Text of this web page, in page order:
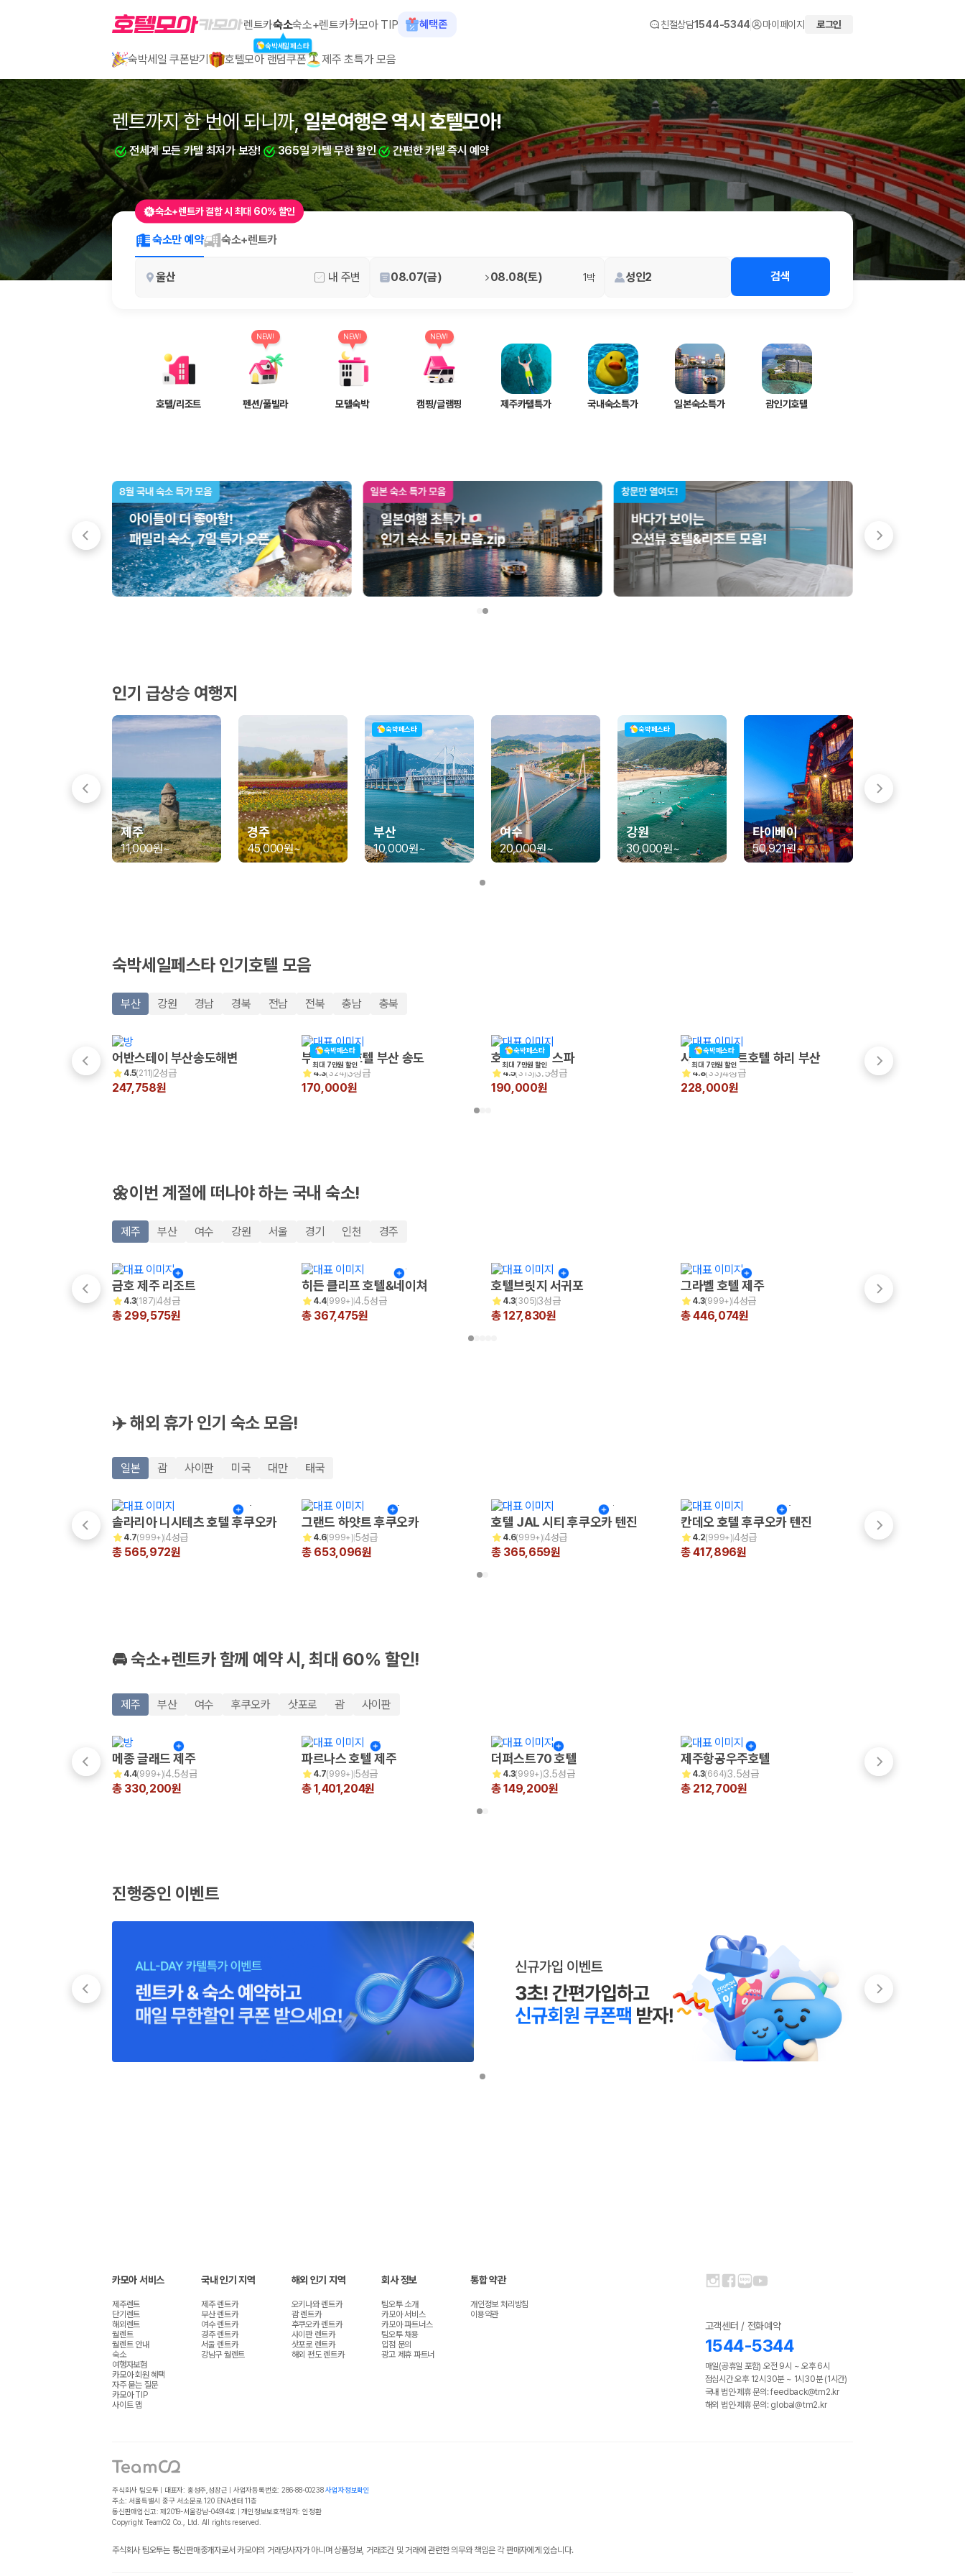
2000만 이용고객이 선택한 제주 렌트카 가격비교 플랫폼
제주렌트카 가격비교는 카모아에서 한 번에
제주도 렌트카는 업체마다 차량 가격, 보험 조건, 면책금, 보상 한도, 인수 장소, 취소 규정이 다릅니다. 카모아는 여러 제주 렌트카 업체의 조건을 한 화면에서 비교해 사용자가 자신의 일정과 예산에 맞는 차량을 선택할 수 있도
일반자차, 완전자차, 슈퍼자차의 면책금과 보상 한도를 비교합니다.
셔틀 이동, 인수 위치, 반납 편의성을 함께 확인합니다.
비교 후 원하는 차량을 바로 예약할 수 있습니다.
제주렌트카 최저가는 차량 기본요금만으로 판단하기 어렵습니다. 보험 포함 여부, 면책금, 보상 한도, 옵션 비용, 취소 수수료를 함께 확인해야 실제로 저렴한 차량을 고를 수 있습니다.
2. 보험 조건은 가격만큼 중요합니다
완전자차와 슈퍼자차는 업체별 보장 범위가 다를 수 있습니다. 카모아에서는 제주 렌트카 가격과 함께 보험 조건을 비교해 여행 스타일에 맞는 보장 수준을 선택할 수 있습니다.
3. 제주공항 접근성과 셔틀 조건을 함께 확인하세요
제주 렌트카는 차량 인수 위치와 셔틀 편의성에 따라 실제 이용 만족도가 달라집니다. 공항에서 렌트카 사무실까지의 이동 조건을 가격과 함께 비교하는 것이 좋습니다.
커플·친구 여행에서 많이 선택되며 가격과 승차감의 균형이 좋은 차종입니다.
가족 여행, 짐이 많은 여행, 장거리 이동에 적합하며 보험 조건과 차량 연식을 함께 비교하는 것이 좋습니다.
단체 여행이나 4인 이상 가족 여행에 적합하며 인원수, 짐 공간, 보험 조건을 함께 확인해야 합니다.
제주렌트카 보험까지 비교해야 진짜 가격비교입니다
동일한 차량이라도 보험 조건에 따라 실제 부담 금액이 달라질 수 있습니다. 카모아는 제주 렌트카 가격뿐 아니라 일반자차, 완전자차, 슈퍼자차 조건을 함께 확인할 수 있도록 돕습니다.
사고 발생 시 일정 금액의 면책금이 발생할 수 있습니다.
보상 한도 내에서 면책금 부담이 줄어드는 보험 조건입니다.
제주렌트카 가격비교 자주 묻는 질문
Q. 가족 여행에는 어떤 제주 렌트카를 비교해야 하나요?
제주렌트카 가격비교 주요 링크
국내 렌트카 가격비교
해외 렌트카 가격비교
카모아 사이트맵
렌트카숙소
숙박세일페스타
숙소+렌트카카모아 TIP 혜택존 친절상담1544-5344 마이페이지 로그인
숙박세일 쿠폰받기 호텔모아 랜덤쿠폰 제주 초특가 모음
렌트까지 한 번에 되니까,일본여행은 역시 호텔모아!
전세계 모든 카텔 최저가 보장! 365일 카텔 무한 할인 간편한 카텔 즉시 예약
렌트까지 한 번에 되니까,부산여행은 역시 호텔모아!
전세계 모든 카텔 최저가 보장! 365일 카텔 무한 할인 간편한 카텔 즉시 예약
숙소+렌트카 결합 시 최대 60% 할인
숙소만 예약 숙소+렌트카
울산 내 주변 08.07(금) 08.08(토) 1박 성인2 검색
호텔/리조트 펜션/풀빌라
NEW!
모텔숙박
NEW!
캠핑/글램핑
NEW!
제주카텔특가 국내숙소특가 일본숙소특가 괌인기호텔
인기 급상승 여행지
제주
11,000원~
경주
45,000원~
숙박페스타
부산
10,000원~
여수
20,000원~
숙박페스타
강원
30,000원~
타이베이
50,921원~
숙박세일페스타 인기호텔 모음
부산 강원 경남 경북 전남 전북 충남 충북
어반스테이 부산송도해변
4.5(211) 2성급
247,758원
숙박페스타
최대 7만원 할인
부산 비치 호텔 부산 송도
4.3( 324)3성급
170,000원
숙박페스타
최대 7만원 할인
호텔포레 더 스파
4.5( 313)3.5성급
190,000원
숙박페스타
최대 7만원 할인
시타딘커넥트호텔 하리 부산
4.8( 33)4성급
228,000원
라마다앙코르부산
4.4
🌼이번 계절에 떠나야 하는 국내 숙소!
제주 부산 여수 강원 서울 경기 인천 경주
금호 제주 리조트
4.3(187) 4성급
총 299,575원
히든 클리프 호텔&네이쳐
4.4(999+)4.5성급
총 367,475원
호텔브릿지 서귀포
4.3(305)3성급
총 127,830원
그라벨 호텔 제주
4.3(999+)4성급
총 446,074원
메종 글래드 제주
4.4
✈️ 해외 휴가 인기 숙소 모음!
일본 괌 사이판 미국 대만 태국
솔라리아 니시테츠 호텔 후쿠오카
4.7(999+)4성급
총 565,972원
그랜드 하얏트 후쿠오카
4.6(999+)5성급
총 653,096원
호텔 JAL 시티 후쿠오카 텐진
4.6(999+)4성급
총 365,659원
칸데오 호텔 후쿠오카 텐진
4.2(999+)4성급
총 417,896원
쓰시마 그랜드 호텔
4.0
🚘 숙소+렌트카 함께 예약 시, 최대 60% 할인!
제주 부산 여수 후쿠오카 삿포로 괌 사이판
메종 글래드 제주
4.4(999+)4.5성급
총 330,200원
파르나스 호텔 제주
4.7(999+)5성급
총 1,401,204원
더퍼스트70 호텔
4.3(999+)3.5성급
총 149,200원
제주항공우주호텔
4.3(664)3.5성급
총 212,700원
파크선샤인 제주
4.7
진행중인 이벤트
카모아 서비스
제주렌트
단기렌트
해외렌트
월렌트
월렌트 안내
숙소
여행자보험
카모아 회원 혜택
자주 묻는 질문
카모아 TIP
사이트 맵
국내 인기 지역
제주 렌트카
부산 렌트카
여수 렌트카
경주 렌트카
서울 렌트카
강남구 월렌트
해외 인기 지역
오키나와 렌트카
괌 렌트카
후쿠오카 렌트카
사이판 렌트카
삿포로 렌트카
해외 편도 렌트카
회사 정보
팀오투 소개
카모아 서비스
카모아 파트너스
팀오투 채용
입점 문의
광고 제휴 파트너
통합 약관
개인정보 처리방침
이용약관
고객센터 / 전화예약
1544-5344
매일(공휴일 포함) 오전 9시 ~ 오후 6시
점심시간 오후 12시30분 ~ 1시30분 (1시간)
국내 법인·제휴 문의: feedback@tm2.kr
해외 법인·제휴 문의: global@tm2.kr
주식회사 팀오투 | 대표자: 홍성주,성장근 | 사업자등록번호: 286-88-00238 사업자정보확인
주소: 서울특별시 중구 서소문로 120 ENA센터 11층
통신판매업신고: 제2019-서울강남-04914호 | 개인정보보호책임자: 인정환
Copyright TeamO2 Co., Ltd. All rights reserved.
주식회사 팀오투는 통신판매중개자로서 카모아의 거래당사자가 아니며 상품정보, 거래조건 및 거래에 관련한 의무와 책임은 각 판매자에게 있습니다.